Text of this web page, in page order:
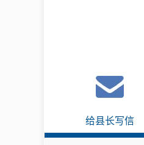
给县长写信